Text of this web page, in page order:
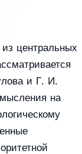
центральных
и Г. И.
на